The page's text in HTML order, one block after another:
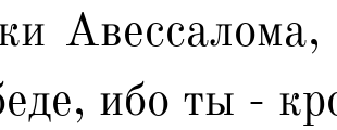
ибо ты -